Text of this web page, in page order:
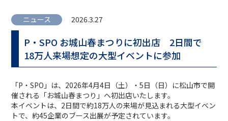
ニュース 2026.3.27
P・SPO お城山春まつりに初出店 2日間で
18万人来場想定の大型イベントに参加
「P・SPO」は、2026年4月4日（土）・5日（日）に松山市で開
催される「お城山春まつり」へ初出店いたします。
本イベントは、2日間で約18万人の来場が見込まれる大型イベン
トで、約45企業のブース出展が予定されています。